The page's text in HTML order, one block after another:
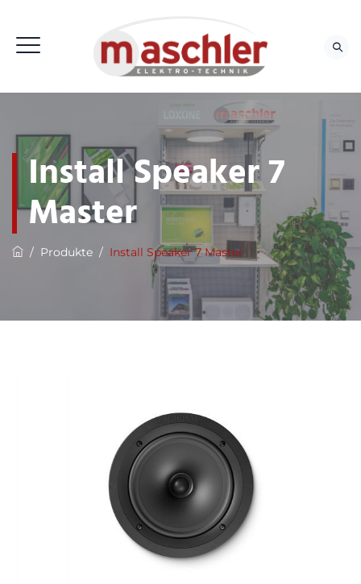
Install Speaker 7
Master
/ Produkte / Install Speaker 7 Master